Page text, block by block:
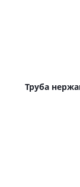
Труба